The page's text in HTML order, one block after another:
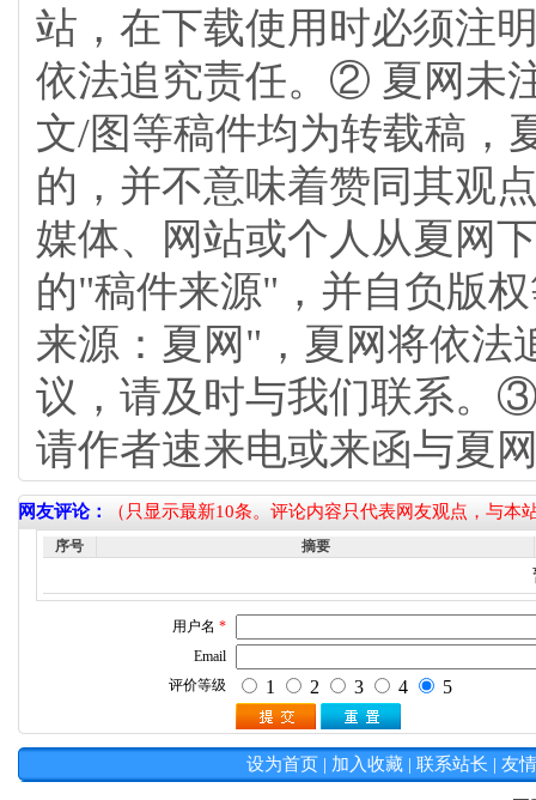
站，在下载使用时必须注
依法追究责任。② 夏网未
文/图等稿件均为转载稿，
的，并不意味着赞同其观
媒体、网站或个人从夏网
的"稿件来源"，并自负版
来源：夏网"，夏网将依法
议，请及时与我们联系。
请作者速来电或来函与夏
网友评论： （只显示最新10条。评论内容只代表网友观点，与本
序号 摘要
设为首页 | 加入收藏 | 联系站长 | 友